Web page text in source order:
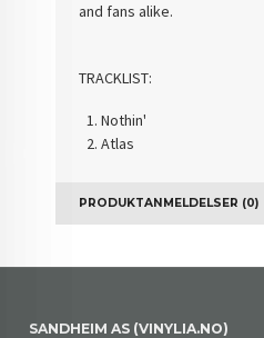
and fans alike.
TRACKLIST:
Nothin'
Atlas
PRODUKTANMELDELSER (0)
SANDHEIM AS (VINYLIA.NO)